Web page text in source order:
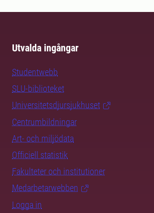
Utvalda ingångar
Studentwebb
SLU-biblioteket
Universitetsdjursjukhuset
Centrumbildningar
Art- och miljödata
Officiell statistik
Fakulteter och institutioner
Medarbetarwebben
Logga in